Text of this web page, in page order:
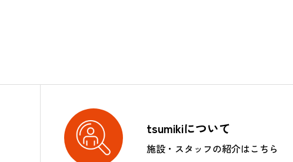
tsumikiについて
施設・スタッフの紹介はこちら